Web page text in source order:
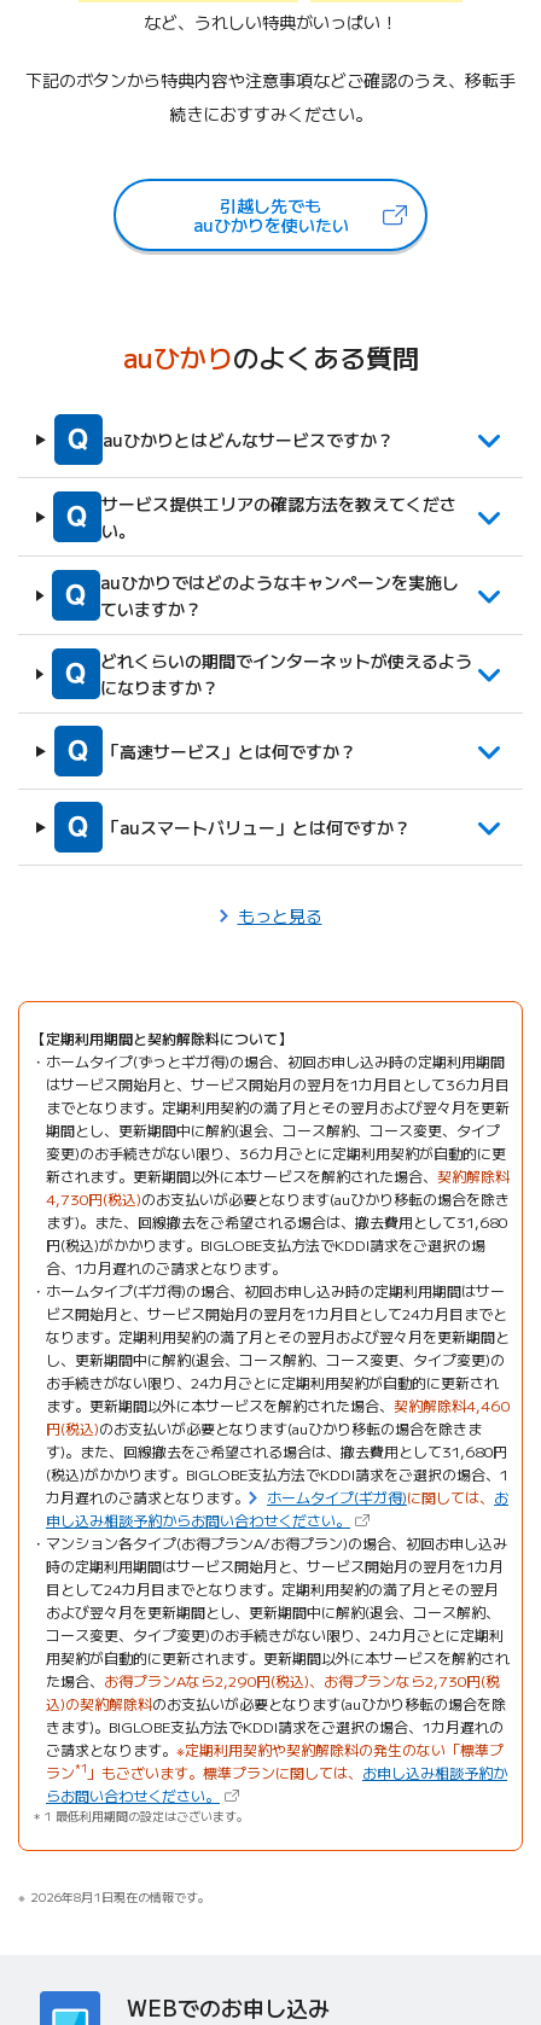
など、うれしい特典がいっぱい！
下記のボタンから特典内容や注意事項などご確認のうえ、移転手
続きにおすすみください。
引越し先でも
auひかりを使いたい（新しいタブで開きます）
auひかりのよくある質問
auひかりとはどんなサービスですか？
サービス提供エリアの確認方法を教えてくださ
い。
auひかりではどのようなキャンペーンを実施し
ていますか？
どれくらいの期間でインターネットが使えるよう
になりますか？
「高速サービス」とは何ですか？
「auスマートバリュー」とは何ですか？
もっと見る
定期利用期間と契約解除料について
ホームタイプ(ずっとギガ得)の場合、初回お申し込み時の定期利用期間
はサービス開始月と、サービス開始月の翌月を1カ月目として36カ月目
までとなります。定期利用契約の満了月とその翌月および翌々月を更新
期間とし、更新期間中に解約(退会、コース解約、コース変更、タイプ
変更)のお手続きがない限り、36カ月ごとに定期利用契約が自動的に更
新されます。更新期間以外に本サービスを解約された場合、 契約解除料
4,730円(税込)のお支払いが必要となります(auひかり移転の場合を除き
ます)。また、回線撤去をご希望される場合は、撤去費用として31,680
円(税込)がかかります。BIGLOBE支払方法でKDDI請求をご選択の場
合、1カ月遅れのご請求となります。
ホームタイプ(ギガ得)の場合、初回お申し込み時の定期利用期間はサー
ビス開始月と、サービス開始月の翌月を1カ月目として24カ月目までと
なります。定期利用契約の満了月とその翌月および翌々月を更新期間と
し、更新期間中に解約(退会、コース解約、コース変更、タイプ変更)の
お手続きがない限り、24カ月ごとに定期利用契約が自動的に更新され
ます。更新期間以外に本サービスを解約された場合、 契約解除料4,460
円(税込)のお支払いが必要となります(auひかり移転の場合を除きま
す)。また、回線撤去をご希望される場合は、撤去費用として31,680円
(税込)がかかります。BIGLOBE支払方法でKDDI請求をご選択の場合、1
カ月遅れのご請求となります。
ホームタイプ(ギガ得)に関しては、 お
申し込み相談予約からお問い合わせください。
（新しいタブで開きます）
マンション各タイプ(お得プランA/お得プラン)の場合、初回お申し込み
時の定期利用期間はサービス開始月と、サービス開始月の翌月を1カ月
目として24カ月目までとなります。定期利用契約の満了月とその翌月
および翌々月を更新期間とし、更新期間中に解約(退会、コース解約、
コース変更、タイプ変更)のお手続きがない限り、24カ月ごとに定期利
用契約が自動的に更新されます。更新期間以外に本サービスを解約され
た場合、 お得プランAなら2,290円(税込)、お得プランなら2,730円(税
込)の契約解除料のお支払いが必要となります(auひかり移転の場合を除
きます)。BIGLOBE支払方法でKDDI請求をご選択の場合、1カ月遅れの
ご請求となります。 ※定期利用契約や契約解除料の発生のない「標準プ
ラン*1 」もございます。標準プランに関しては、 お申し込み相談予約か
らお問い合わせください。
（新しいタブで開きます）
1 最低利用期間の設定はございます。
2026年8月1日現在の情報です。
WEBでのお申し込み